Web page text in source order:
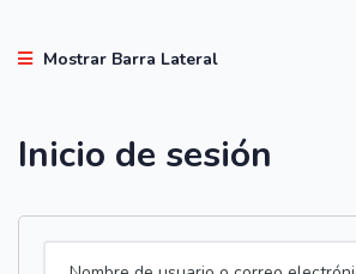
Mostrar Barra Lateral
Inicio de sesión